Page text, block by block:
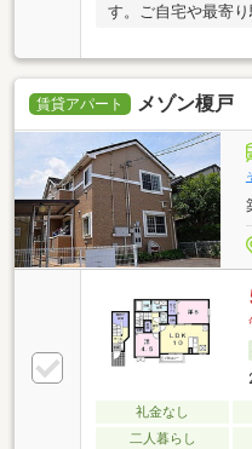
す。ご自宅や最寄
賃貸アパート メゾン榎戸
礼金なし
二人暮らし